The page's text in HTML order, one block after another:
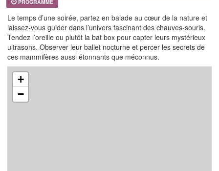
PROGRAMME
Le temps d’une soirée, partez en balade au cœur de la nature et
laissez-vous guider dans l’univers fascinant des chauves-souris.
Tendez l’oreille ou plutôt la bat box pour capter leurs mystérieux
ultrasons. Observer leur ballet nocturne et percer les secrets de
ces mammifères aussi étonnants que méconnus.
+
−